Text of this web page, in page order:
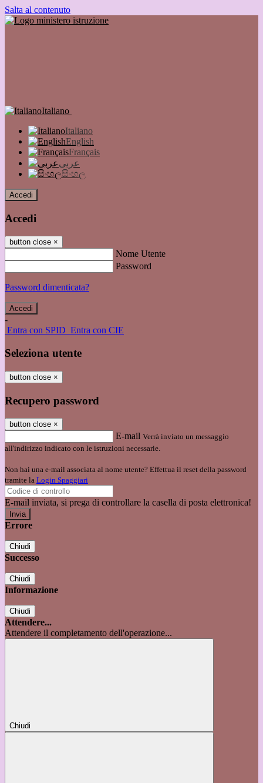
Salta al contenuto
Italiano
Italiano
English
Français
عربى
සිංහල
Accedi
Accedi
button close ×
Nome Utente
Password
Password dimenticata?
-
Entra con SPID Entra con CIE
Seleziona utente
button close ×
Recupero password
button close ×
E-mail Verrà inviato un messaggio
all'indirizzo indicato con le istruzioni necessarie.
Non hai una e-mail associata al nome utente? Effettua il reset della password
tramite la Login Spaggiari
E-mail inviata, si prega di controllare la casella di posta elettronica!
Errore
Chiudi
Successo
Chiudi
Informazione
Chiudi
Attendere...
Attendere il completamento dell'operazione...
Chiudi